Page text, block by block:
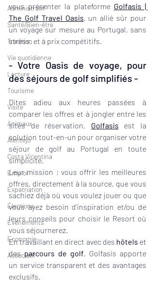
Administratif
Santé/Bien-être
Tradition
Vie quotidienne
Lecture
Tourisme
Visite
Animaux
Alentejo
Costa Vicentina
Emploi
Expatriation
Élections
Événements
Economie
Associatif
vous présenter la plateforme Golfasis |
The Golf Travel Oasis, un allié sûr pour
un voyage sur mesure au Portugal, sans
stress, et à prix compétitifs.
- Votre Oasis de voyage, pour
des séjours de golf simplifiés -
Dites adieu aux heures passées à
comparer les offres et à jongler entre les
sites de réservation. Golfasis est la
solution tout-en-un pour organiser votre
séjour de golf au Portugal en toute
simplicité.
Leur mission : vous offrir les meilleures
offres, directement à la source, que vous
sachiez déjà où vous voulez jouer ou que
vous ayez besoin d'inspiration et/ou de
leurs conseils pour choisir le Resort où
vous séjournerez.
En travaillant en direct avec des hôtels et
des parcours de golf, Golfasis apporte
un service transparent et des avantages
exclusifs.